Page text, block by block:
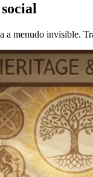
menudo invisible.